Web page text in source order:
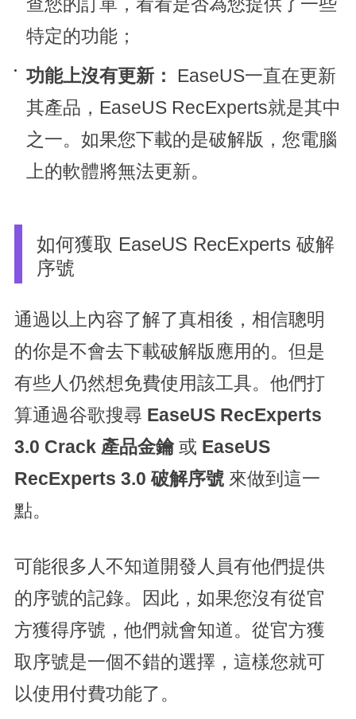
查您的訂單，看看是否為您提供了一些
特定的功能；
功能上沒有更新：
EaseUS一直在更新
其產品，EaseUS RecExperts就是其中
之一。如果您下載的是破解版，您電腦
上的軟體將無法更新。
如何獲取 EaseUS RecExperts 破解
序號
通過以上內容了解了真相後，相信聰明
的你是不會去下載破解版應用的。但是
有些人仍然想免費使用該工具。他們打
算通過谷歌搜尋 EaseUS RecExperts
3.0 Crack 產品金鑰 或 EaseUS
RecExperts 3.0 破解序號 來做到這一
點。
可能很多人不知道開發人員有他們提供
的序號的記錄。因此，如果您沒有從官
方獲得序號，他們就會知道。從官方獲
取序號是一個不錯的選擇，這樣您就可
以使用付費功能了。